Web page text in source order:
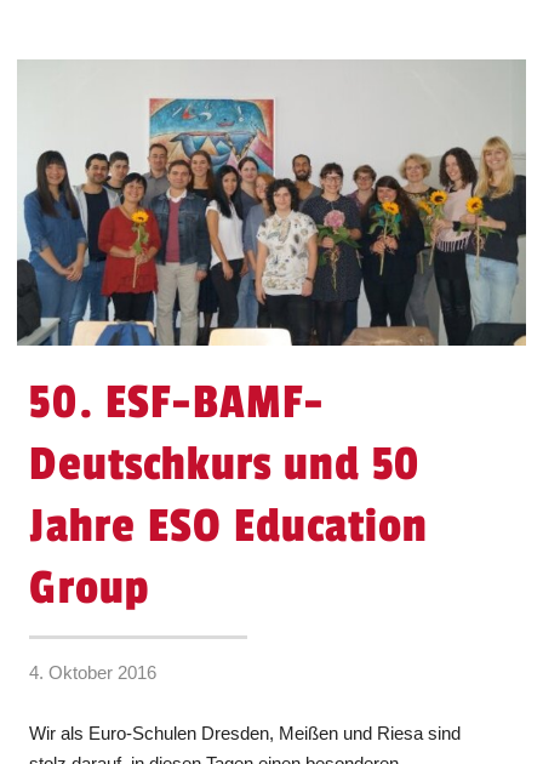
50. ESF-BAMF-
Deutschkurs und 50
Jahre ESO Education
Group
4. Oktober 2016
Wir als Euro-Schulen Dresden, Meißen und Riesa sind